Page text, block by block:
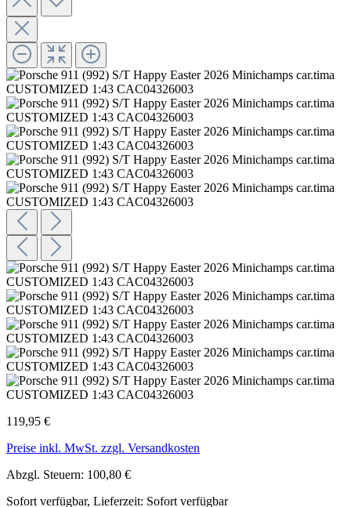
119,95 €
Preise inkl. MwSt. zzgl. Versandkosten
Abzgl. Steuern: 100,80 €
Sofort verfügbar, Lieferzeit: Sofort verfügbar